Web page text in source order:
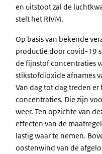
en uitstoot zal de
stelt het RIVM.
Op basis van bekende
productie door covid-19
de fijnstof concentraties
stikstofdioxide afnames
Van dag tot dag treden
concentraties. Die zijn
weer. Ten opzichte van
effecten van de
lastig waar te nemen.
oostenwind van de